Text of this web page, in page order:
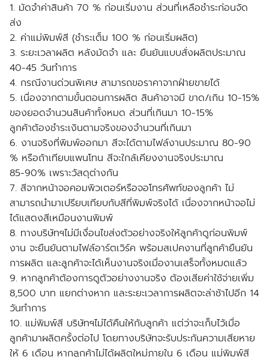
1. มัดจำค่าสินค้า 70 % ก่อนเริ่มงาน ส่วนที่เหลือชำระก่อนจัด
ส่ง
2. ค่าแม่พิมพ์สี (ชำระเต็ม 100 % ก่อนเริ่มผลิต)
3. ระยะเวลาผลิต หลังมัดจำ และ ยืนยันแบบสั่งผลิตประมาณ
40-45 วันทำการ
4. กรณีงานด่วนพิเศษ สามารถขอราคาจากฝ่ายขายได้
5. เนื่องจากตามขั้นตอนการผลิต สินค้าอาจมี ขาด/เกิน 10-15%
ของยอดจำนวนสินค้าทั้งหมด ส่วนที่เกินมา 10-15%
ลูกค้าต้องชำระเงินตามจริงของจำนวนที่เกินมา
6. งานจริงที่พิมพ์ออกมา สีจะได้ตามไฟล์งานประมาณ 80-90
% หรือถ้าเทียบแพนโทน สีจะใกล้เคียงงานจริงประมาณ
85-90% เพราะวัสดุต่างกัน
7. สีจากหน้าจอคอมพิวเตอร์หรือจอโทรศัพท์ของลูกค้า ไม่
สามารถนำมาเปรียบเทียบกับสีที่พิมพ์จริงได้ เนื่องจากหน้าจอไม่
ได้แสดงสีเหมือนงานพิมพ์
8. ทางบริษัทฯไม่มีเงื่อนไขส่งตัวอย่างจริงให้ลูกค้าดูก่อนพิมพ์
งาน จะยืนยันตามไฟล์อาร์ตเวิร์ค พร้อมสเปคงานที่ลูกค้ายืนยัน
การผลิต และลูกค้าจะได้เห็นงานจริงเมื่องานเสร็จทั้งหมดแล้ว
9. หากลูกค้าต้องการดูตัวอย่างงานจริง ต้องเสียค่าใช้จ่ายเพิ่ม
8,500 บาท แยกต่างหาก และระยะเวลาการผลิตจะล่าช้าไปอีก 14
วันทำการ
10. แม่พิมพ์สี บริษัทฯไม่ได้คืนให้กับลูกค้า แต่ว่าจะเก็บไว้เมื่อ
ลูกค้ามาผลิตครั้งต่อไป โดยทางบริษัทจะรับประกันความเสียหาย
ให้ 6 เดือน หากลูกค้าไม่ได้ผลิตใหม่ภายใน 6 เดือน แม่พิมพ์สี